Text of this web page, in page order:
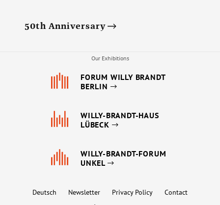
50th Anniversary
Our Exhibitions
FORUM WILLY BRANDT
BERLIN
WILLY-BRANDT-HAUS
LÜBECK
WILLY-BRANDT-FORUM
UNKEL
Deutsch Newsletter Privacy Policy
Contact